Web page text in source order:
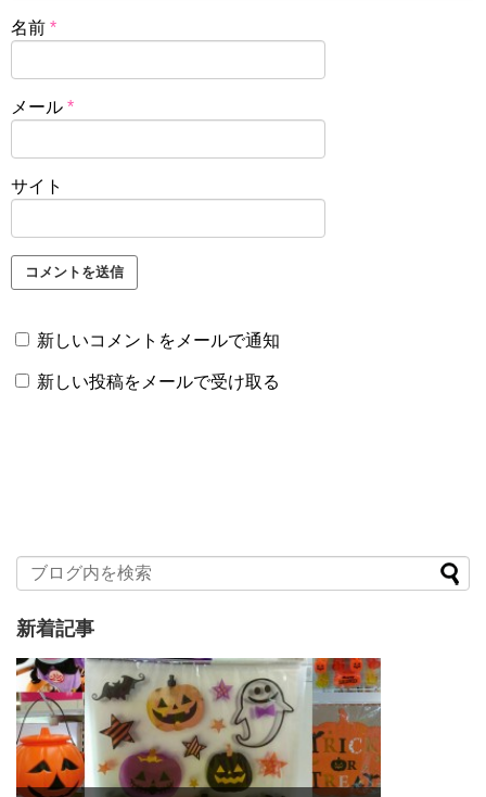
名前 *
メール *
サイト
新しいコメントをメールで通知
新しい投稿をメールで受け取る
新着記事